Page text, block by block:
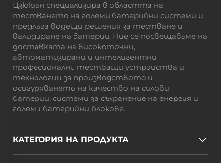
Цзююан специализира в областта на
тестването на големи батерийни системи и
предлага водещи решения за тестване и
валидиране на батерии. Ние се посвещаваме на
доставката на високоточни,
автоматизирани и интелигентни
професионални тестващи устройства и
технологии за производството и
осигуряването на качество на силови
батерии, системи за съхранение на енергия и
големи батерийни блокове.
КАТЕГОРИЯ НА ПРОДУКТА